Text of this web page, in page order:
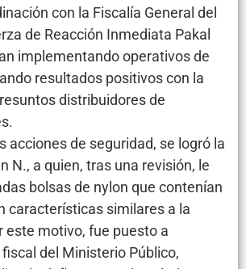
con la Fiscalía General del
de Reacción Inmediata Pakal
implementando operativos de
resultados positivos con la
distribuidores de
acciones de seguridad, se logró la
N., a quien, tras una revisión, le
bolsas de nylon que contenían
características similares a la
este motivo, fue puesto a
del Ministerio Público,